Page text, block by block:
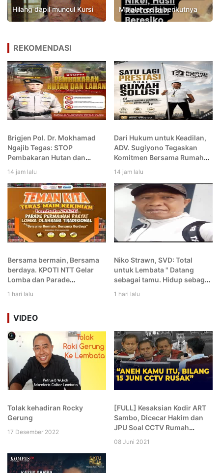
Hilang dapil muncul Kursi Majalah edisi berikutnya
REKOMENDASI
Brigjen Pol. Dr. Mokhamad
Ngajib Tegas: STOP
Pembakaran Hutan dan
Generasi Bangsa!
14 jam lalu
Dari Hukum untuk Keadilan,
ADV. Sugiyono Tegaskan
Komitmen Bersama Rumah
14 jam lalu
Bersama bermain, Bersama
berdaya. KPOTI NTT Gelar
Lomba dan Parade
1 hari lalu
Niko Strawn, SVD: Total
untuk Lembata " Datang
sebagai tamu. Hidup sebagai
1 hari lalu
VIDEO
Tolak kehadiran Rocky
Gerung
17 Desember 2022
[FULL] Kesaksian Kodir ART
Sambo, Dicecar Hakim dan
JPU Soal CCTV Rumah
08 Juni 2021